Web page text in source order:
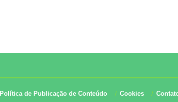
Política de Publicação de Conteúdo Cookies